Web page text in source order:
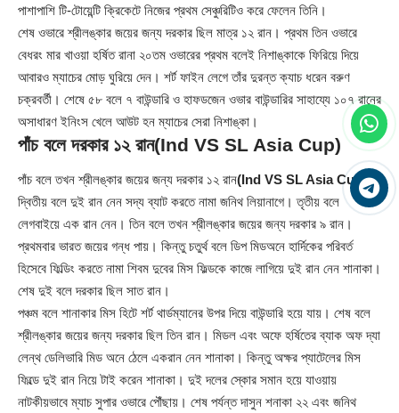
পাশাপাশি টি-টোয়েন্টি ক্রিকেটে নিজের প্রথম সেঞ্চুরিটিও করে ফেলেন তিনি।
শেষ ওভারে শ্রীলঙ্কার জয়ের জন্য দরকার ছিল মাত্র ১২ রান। প্রথম তিন ওভারে
বেধরং মার খাওয়া হর্ষিত রানা ২০তম ওভারের প্রথম বলেই নিশাঙ্কাকে ফিরিয়ে দিয়ে
আবারও ম্যাচের মোড় ঘুরিয়ে দেন। শর্ট ফাইন লেগে তাঁর দুরন্ত ক্যাচ ধরেন বরুণ
চক্রবর্তী। শেষে ৫৮ বলে ৭ বাউন্ডারি ও হাফডজেন ওভার বাউন্ডারির সাহায্যে ১০৭ রানের
অসাধারণ ইনিংস খেলে আউট হন ম্যাচের সেরা নিশাঙ্কা।
পাঁচ বলে দরকার ১২ রান(Ind VS SL Asia Cup)
পাঁচ বলে তখন শ্রীলঙ্কার জয়ের জন্য দরকার ১২ রান(Ind VS SL Asia Cup)।
দ্বিতীয় বলে দুই রান নেন সদ্য ব্যাট করতে নামা জনিথ লিয়ানাগে। তৃতীয় বলে
লেগবাইয়ে এক রান নেন। তিন বলে তখন শ্রীলঙ্কার জয়ের জন্য দরকার ৯ রান।
প্রথমবার ভারত জয়ের গন্ধ পায়। কিন্তু চতুর্থ বলে ডিপ মিডঅনে হার্দিকের পরিবর্ত
হিসেবে ফিল্ডিং করতে নামা শিবম দুবের মিস ফিল্ডকে কাজে লাগিয়ে দুই রান নেন শানাকা।
শেষ দুই বলে দরকার ছিল সাত রান।
পঞ্চম বলে শানাকার মিস হিটে শর্ট থার্ডম্যানের উপর দিয়ে বাউন্ডারি হয়ে যায়। শেষ বলে
শ্রীলঙ্কার জয়ের জন্য দরকার ছিল তিন রান। মিডল এবং অফে হর্ষিতের ব্যাক অফ দ্যা
লেন্থ ডেলিভারি মিড অনে ঠেলে একরান নেন শানাকা। কিন্তু অক্ষর প্যাটেলের মিস
ফিল্ডে দুই রান নিয়ে টাই করেন শানাকা। দুই দলের স্কোর সমান হয়ে যাওয়ায়
নাটকীয়ভাবে ম্যাচ সুপার ওভারে পৌঁছায়। শেষ পর্যন্ত দাসুন শনাকা ২২ এবং জনিথ